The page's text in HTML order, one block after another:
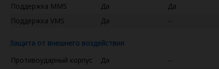
Поддержка MMS
Да
Да
Поддержка VMS
Да --
Защита от внешнего воздействия
Противоударный корпус
Да
--